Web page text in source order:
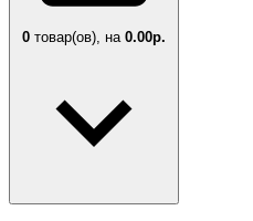
0 товар(ов), на 0.00р.